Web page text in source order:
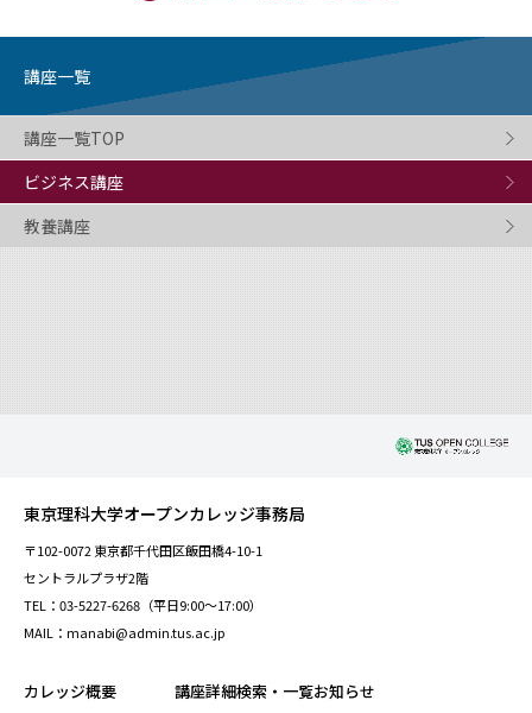
講座一覧
講座一覧TOP
ビジネス講座
教養講座
東京理科大学オープンカレッジ事務局
〒102-0072 東京都千代田区飯田橋4-10-1
セントラルプラザ2階
TEL：03-5227-6268（平日9:00～17:00）
MAIL：manabi@admin.tus.ac.jp
カレッジ概要 講座詳細検索・一覧お知らせ